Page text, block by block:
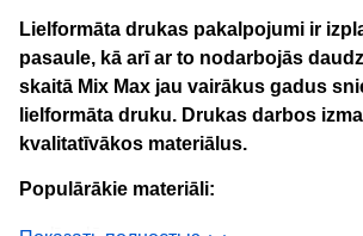
Lielformāta drukas pakalpojumi ir
pasaule, kā arī ar to nodarbojās
skaitā Mix Max jau vairākus gadus
lielformāta druku. Drukas darbos
kvalitatīvākos materiālus.
Populārākie materiāli: